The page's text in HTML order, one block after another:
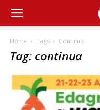
Home Tags Continua
Tag: continua